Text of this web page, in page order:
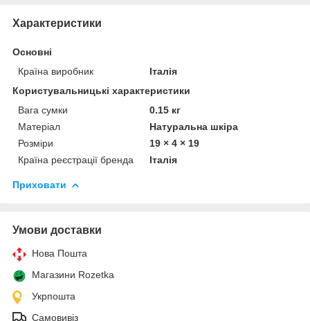
Характеристики
Основні
Країна виробник
Італія
Користувальницькі характеристики
Вага сумки
0.15 кг
Матеріал
Натуральна шкіра
Розміри
19 × 4 × 19
Країна реєстрації бренда
Італія
Приховати
Умови доставки
Нова Пошта
Магазини Rozetka
Укрпошта
Самовивіз